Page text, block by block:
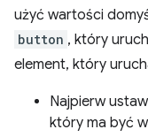
użyć wartości
button , który
element, który
Najpierw
który ma być